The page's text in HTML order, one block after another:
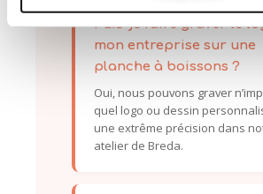
Puis-je faire graver le
mon entreprise sur une
planche à boissons ?
Oui, nous pouvons graver
quel logo ou dessin
une extrême précision dans
atelier de Breda.